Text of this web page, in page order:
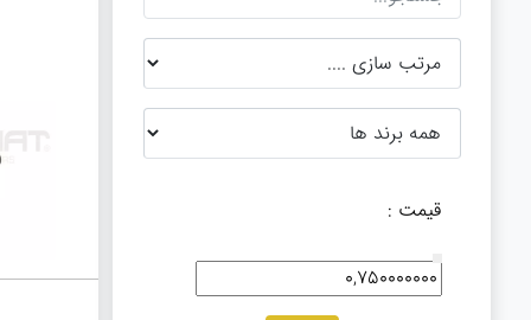
تعویض روغنی
قیمت :